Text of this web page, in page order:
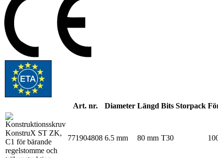
Art. nr. Diameter Längd Bits Storpack
771904808 6.5 mm 80 mm T30